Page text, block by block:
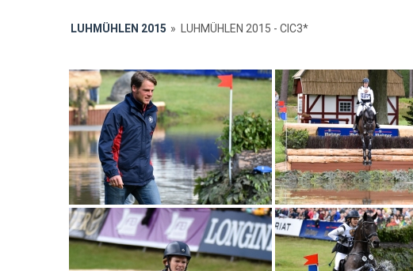
LUHMÜHLEN 2015 » LUHMÜHLEN 2015 - CIC3*